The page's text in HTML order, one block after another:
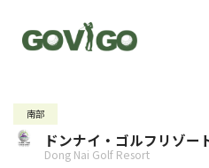
南部
ドンナイ・ゴルフリゾー
Dong Nai Golf Resort